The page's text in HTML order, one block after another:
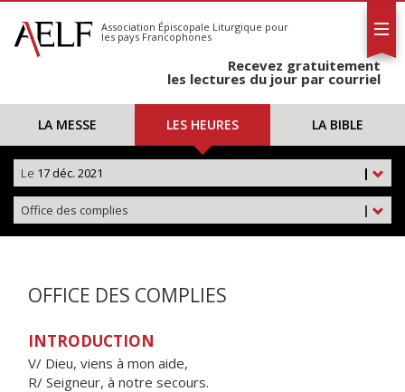
S'abonner
Calendrier
Association Épiscopale Liturgique pour
les pays Francophones
Recevez gratuitement
les lectures du jour par courriel
LA MESSE LES HEURES LA BIBLE
|
Le 17 déc. 2021
|
Office des complies
OFFICE DES COMPLIES
INTRODUCTION
V/ Dieu, viens à mon aide,
R/ Seigneur, à notre secours.